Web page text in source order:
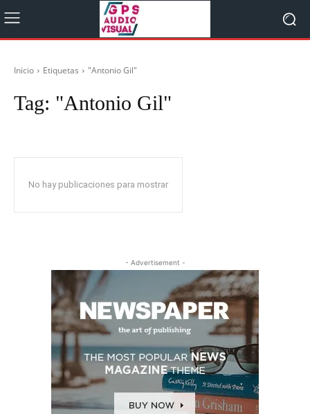
Inicio Etiquetas "Antonio Gil"
Tag: "Antonio Gil"
No hay publicaciones para mostrar
- Advertisement -